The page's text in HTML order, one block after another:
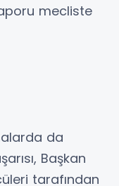
mecliste
da
Başkan
tarafından